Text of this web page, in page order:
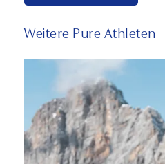
Weitere Pure Athleten